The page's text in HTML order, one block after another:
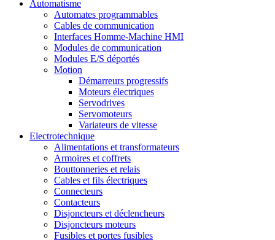
Automatisme
Automates programmables
Cables de communication
Interfaces Homme-Machine HMI
Modules de communication
Modules E/S déportés
Motion
Démarreurs progressifs
Moteurs électriques
Servodrives
Servomoteurs
Variateurs de vitesse
Electrotechnique
Alimentations et transformateurs
Armoires et coffrets
Bouttonneries et relais
Cables et fils électriques
Connecteurs
Contacteurs
Disjoncteurs et déclencheurs
Disjoncteurs moteurs
Fusibles et portes fusibles